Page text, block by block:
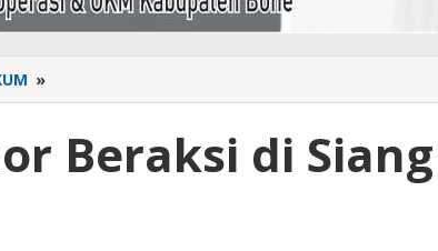
»
Beraksi
Siang
Bolong
Beraksi di